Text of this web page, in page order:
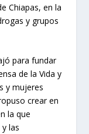
Chiapas, en la
y grupos
para fundar
de la Vida y
y mujeres
crear en
la que
las